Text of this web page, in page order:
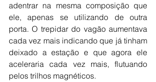
adentrar na mesma composição que
ele, apenas se utilizando de outra
porta. O trepidar do vagão aumentava
cada vez mais indicando que já tinham
deixado a estação e que agora ele
aceleraria cada vez mais, flutuando
pelos trilhos magnéticos.